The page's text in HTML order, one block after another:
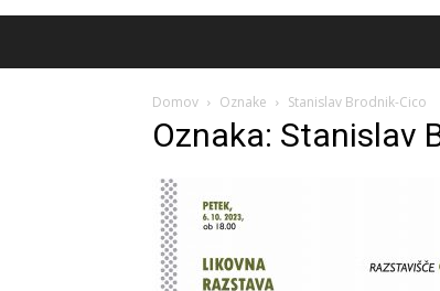
Domov Oznake Stanislav Brodnik-Cico
Oznaka: Stanislav